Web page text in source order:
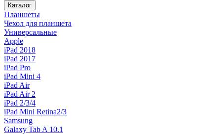
Каталог
Планшеты
Чехол для планшета
Универсальные
Apple
iPad 2018
iPad 2017
iPad Pro
iPad Mini 4
iPad Air
iPad Air 2
iPad 2/3/4
iPad Mini Retina2/3
Samsung
Galaxy Tab A 10.1